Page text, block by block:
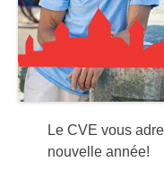
Le CVE vous
nouvelle année!